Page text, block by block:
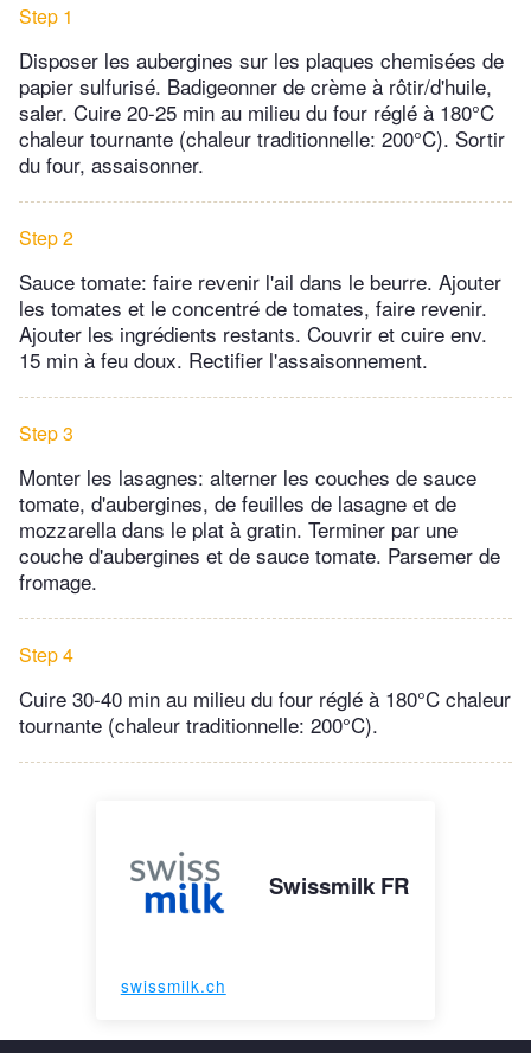
Step 1
Disposer les aubergines sur les plaques chemisées de
papier sulfurisé. Badigeonner de crème à rôtir/d'huile,
saler. Cuire 20-25 min au milieu du four réglé à 180°C
chaleur tournante (chaleur traditionnelle: 200°C). Sortir
du four, assaisonner.
Step 2
Sauce tomate: faire revenir l'ail dans le beurre. Ajouter
les tomates et le concentré de tomates, faire revenir.
Ajouter les ingrédients restants. Couvrir et cuire env.
15 min à feu doux. Rectifier l'assaisonnement.
Step 3
Monter les lasagnes: alterner les couches de sauce
tomate, d'aubergines, de feuilles de lasagne et de
mozzarella dans le plat à gratin. Terminer par une
couche d'aubergines et de sauce tomate. Parsemer de
fromage.
Step 4
Cuire 30-40 min au milieu du four réglé à 180°C chaleur
tournante (chaleur traditionnelle: 200°C).
Swissmilk FR
swissmilk.ch